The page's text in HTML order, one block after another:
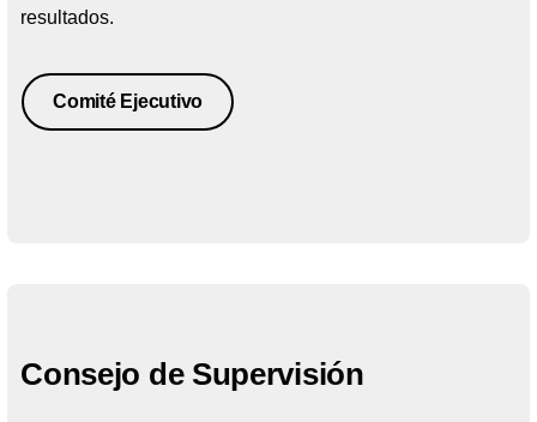
resultados.
Comité Ejecutivo
Consejo de Supervisión